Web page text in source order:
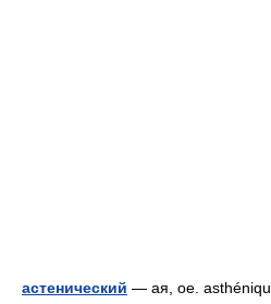
астенический — ая, ое.